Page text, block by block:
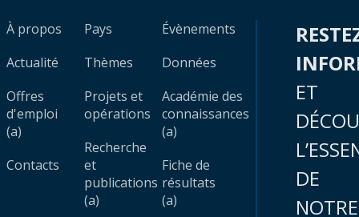
À propos
Actualité
Offres
d'emploi
(a)
Contacts
Pays
Thèmes
Projets et
opérations
Recherche
et
publications
(a)
Évènements
Données
Académie des
connaissances
(a)
Fiche de
résultats
(a)
ET
DE
NOTRE